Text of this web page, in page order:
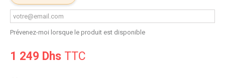
Prévenez-moi lorsque le produit est disponible
1 249 Dhs TTC